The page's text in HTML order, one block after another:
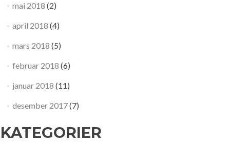
mai 2018 (2)
april 2018 (4)
mars 2018 (5)
februar 2018 (6)
januar 2018 (11)
desember 2017(7)
KATEGORIER